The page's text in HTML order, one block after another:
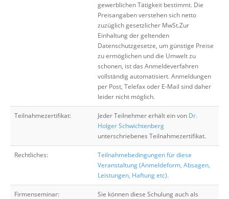
gewerblichen Tätigkeit bestimmt. Die
Preisangaben verstehen sich netto
zuzüglich gesetzlicher MwSt.Zur
Einhaltung der geltenden
Datenschutzgesetze, um günstige Preise
zu ermöglichen und die Umwelt zu
schonen, ist das Anmeldeverfahren
vollständig automatisiert. Anmeldungen
per Post, Telefax oder E-Mail sind daher
leider nicht möglich.
Teilnahmezertifikat: Jeder Teilnehmer erhält ein von Dr.
Holger Schwichtenberg
unterschriebenes Teilnahmezertifikat.
Rechtliches:
Teilnahmebedingungen für diese
Veranstaltung (Anmeldeform, Absagen,
Leistungen, Haftung etc).
Firmenseminar:
Sie können diese Schulung auch als